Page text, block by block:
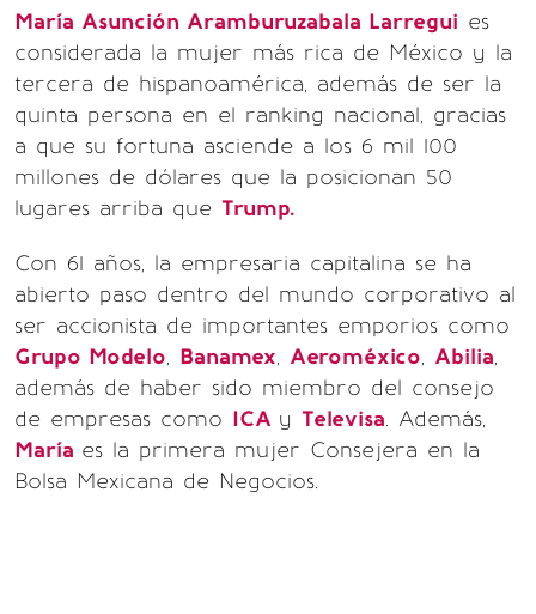
María Asunción Aramburuzabala Larregui es
considerada la mujer más rica de México y la
tercera de hispanoamérica, además de ser la
quinta persona en el ranking nacional, gracias
a que su fortuna asciende a los 6 mil 100
millones de dólares que la posicionan 50
lugares arriba que Trump.
Con 61 años, la empresaria capitalina se ha
abierto paso dentro del mundo corporativo al
ser accionista de importantes emporios como
Grupo Modelo, Banamex, Aeroméxico, Abilia,
además de haber sido miembro del consejo
de empresas como ICA y Televisa. Además,
María es la primera mujer Consejera en la
Bolsa Mexicana de Negocios.